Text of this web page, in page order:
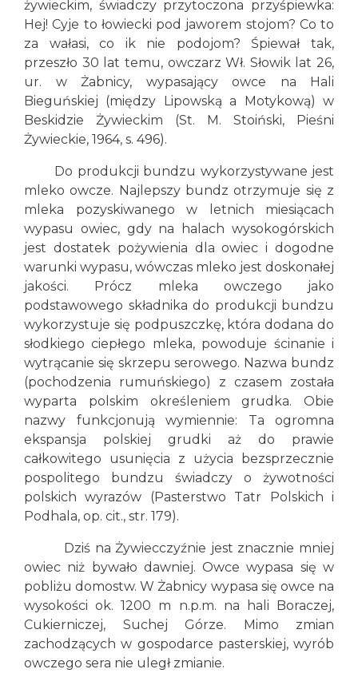
żywieckim, świadczy przytoczona przyśpiewka:
Hej! Cyje to łowiecki pod jaworem stojom? Co to
za wałasi, co ik nie podojom? Śpiewał tak,
przeszło 30 lat temu, owczarz Wł. Słowik lat 26,
ur. w Żabnicy, wypasający owce na Hali
Bieguńskiej (między Lipowską a Motykową) w
Beskidzie Żywieckim (St. M. Stoiński, Pieśni
Żywieckie, 1964, s. 496).
Do produkcji bundzu wykorzystywane jest
mleko owcze. Najlepszy bundz otrzymuje się z
mleka pozyskiwanego w letnich miesiącach
wypasu owiec, gdy na halach wysokogórskich
jest dostatek pożywienia dla owiec i dogodne
warunki wypasu, wówczas mleko jest doskonałej
jakości. Prócz mleka owczego jako
podstawowego składnika do produkcji bundzu
wykorzystuje się podpuszczkę, która dodana do
słodkiego ciepłego mleka, powoduje ścinanie i
wytrącanie się skrzepu serowego. Nazwa bundz
(pochodzenia rumuńskiego) z czasem została
wyparta polskim określeniem grudka. Obie
nazwy funkcjonują wymiennie: Ta ogromna
ekspansja polskiej grudki aż do prawie
całkowitego usunięcia z użycia bezsprzecznie
pospolitego bundzu świadczy o żywotności
polskich wyrazów (Pasterstwo Tatr Polskich i
Podhala, op. cit., str. 179).
Dziś na Żywiecczyźnie jest znacznie mniej
owiec niż bywało dawniej. Owce wypasa się w
pobliżu domostw. W Żabnicy wypasa się owce na
wysokości ok. 1200 m n.p.m. na hali Boraczej,
Cukierniczej, Suchej Górze. Mimo zmian
zachodzących w gospodarce pasterskiej, wyrób
owczego sera nie uległ zmianie.